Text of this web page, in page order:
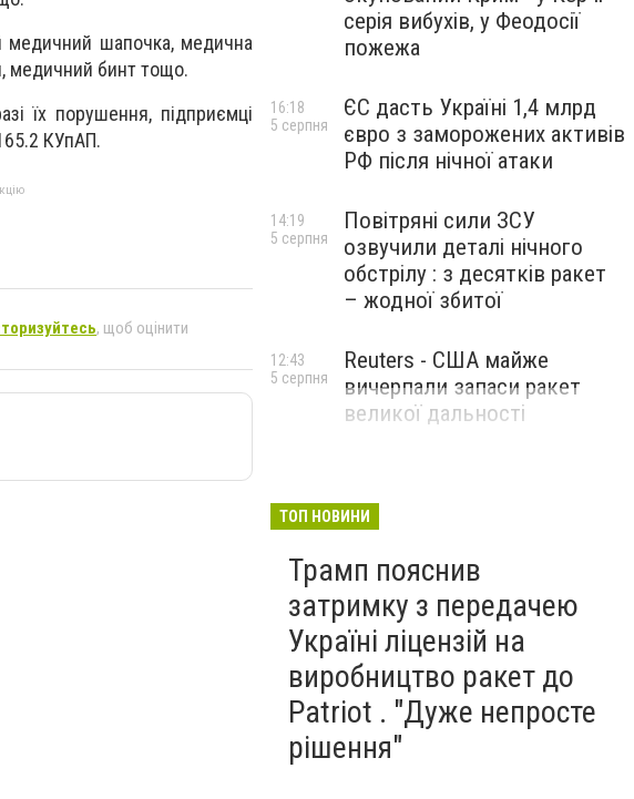
медичний шапочка, медична
медичний бинт тощо.
їх порушення, підприємці
КУпАП.
, щоб оцінити
серія вибухів, у Феодосії
пожежа
ЄС дасть Україні 1,4 млрд
євро з заморожених активів
РФ після нічної атаки
16:18
5 серпня
Повітряні сили ЗСУ
озвучили деталі нічного
обстрілу : з десятків ракет
– жодної збитої
14:19
5 серпня
Reuters - США майже
вичерпали запаси ракет
великої дальності
12:43
5 серпня
ТОП НОВИНИ
Трамп пояснив
затримку з передачею
Україні ліцензій на
виробництво ракет до
Patriot . "Дуже непросте
рішення"